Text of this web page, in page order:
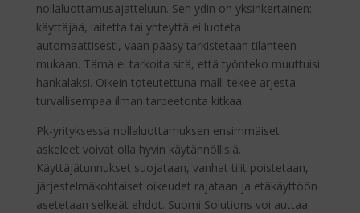
nollaluottamusajatteluun. Sen ydin on yksinkertainen:
käyttäjää, laitetta tai yhteyttä ei luoteta
automaattisesti, vaan pääsy tarkistetaan tilanteen
mukaan. Tämä ei tarkoita sitä, että työnteko muuttuisi
hankalaksi. Oikein toteutettuna malli tekee arjesta
turvallisempaa ilman tarpeetonta kitkaa.
Pk-yrityksessä nollaluottamuksen ensimmäiset
askeleet voivat olla hyvin käytännöllisiä.
Käyttäjätunnukset suojataan, vanhat tilit poistetaan,
järjestelmäkohtaiset oikeudet rajataan ja etäkäyttöön
asetetaan selkeät ehdot. Suomi Solutions voi auttaa